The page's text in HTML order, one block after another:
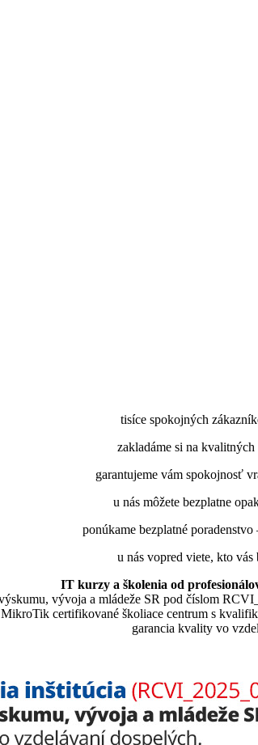
tisíce spokojných
zakladáme si na
garantujeme vám spokojnosť
u nás môžete bezplatne
ponúkame bezplatné poradenstvo
u nás vopred viete, kto
IT kurzy a školenia od
vývoja a mládeže SR pod číslom
certifikované školiace centrum s
garancia kvality vo